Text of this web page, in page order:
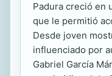
Padura creció en
que le permitió
Desde joven
influenciado por
Gabriel García